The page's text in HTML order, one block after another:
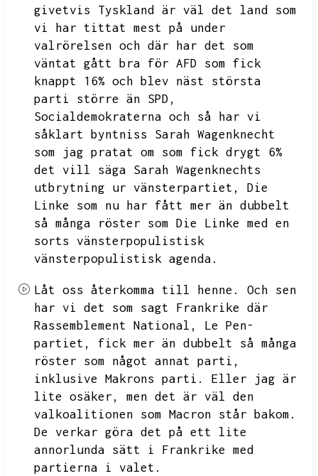
givetvis
Tyskland är väl det land som
vi har tittat mest på under
valrörelsen och där har det som
väntat gått bra för AFD som fick
knappt
16% och blev näst största
parti större än SPD,
Socialdemokraterna och så har vi
såklart byntniss Sarah Wagenknecht
som jag pratat om som fick drygt 6%
det vill säga Sarah Wagenknechts
utbrytning ur vänsterpartiet,
Die
Linke som nu har fått mer än dubbelt
så många röster som Die Linke med en
sorts vänsterpopulistisk
vänsterpopulistisk agenda.
Låt oss återkomma till henne.
Och sen
har vi det som sagt
Frankrike där
Rassemblement National,
Le Pen-
partiet,
fick mer än dubbelt så många
röster som något annat parti,
inklusive Makrons parti.
Eller jag är
lite osäker,
men det är väl den
valkoalitionen som Macron står bakom.
De verkar göra det på ett lite
annorlunda sätt i Frankrike med
partierna i valet.